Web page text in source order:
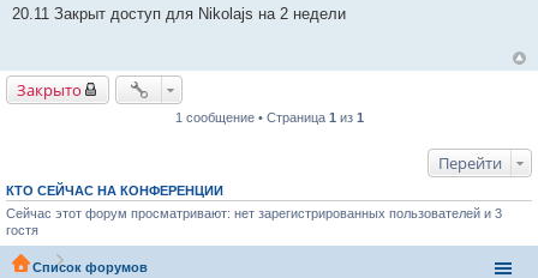
о
о
н
и
20.11 Закрыт доступ для Nikolajs на 2 недели
Закрыто
1 сообщение • Страница 1из 1
Перейти
КТО СЕЙЧАС НА КОНФЕРЕНЦИИ
Сейчас этот форум просматривают: нет зарегистрированных пользователей и 3
гостя
Список форумов